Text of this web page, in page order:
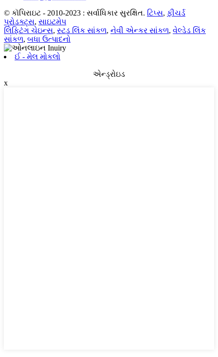
© કૉપિરાઇટ - 2010-2023 : સર્વાધિકાર સુરક્ષિત. ટિપ્સ, ફીચર્ડ
પ્રોડક્ટ્સ, સાઇટમેપ
લિફ્ટિંગ ચેઇન્સ, સ્ટડ લિંક સાંકળ, નેવી એન્કર સાંકળ, વેલ્ડેડ લિંક
સાંકળ, બધા ઉત્પાદનો
ઈ - મેલ મોકલો
એન્ડ્રોઇડ
x